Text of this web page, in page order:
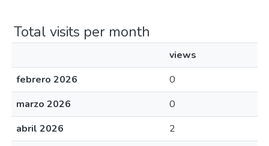
Total visits per month
views
febrero 2026
0
marzo 2026
0
abril 2026
2